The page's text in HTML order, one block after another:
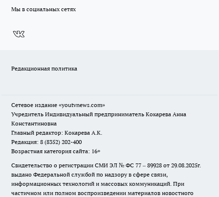
Мы в социальных сетях
Редакционная политика
Сетевое издание «youtvnews.com»
Учредитель Индивидуальный предприниматель Кокарева Анна
Константиновна
Главный редактор: Кокарева А.К.
Редакция: 8 (8352) 202-400
Возрастная категория сайта: 16+
Свидетельство о регистрации СМИ ЭЛ № ФС 77 – 89928 от 29.08.2025г.
выдано Федеральной службой по надзору в сфере связи,
информационных технологий и массовых коммуникаций. При
частичном или полном воспроизведении материалов новостного